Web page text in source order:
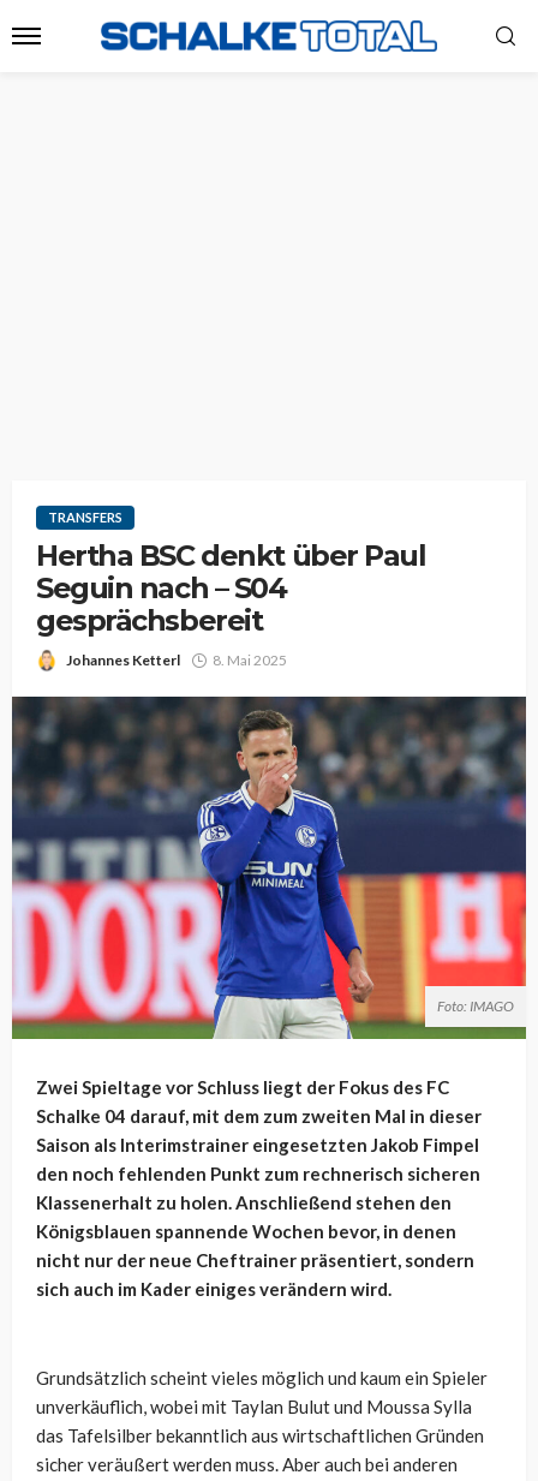
TRANSFERS
Hertha BSC denkt über Paul
Seguin nach – S04
gesprächsbereit
Johannes Ketterl 8. Mai 2025
Foto: IMAGO
Zwei Spieltage vor Schluss liegt der Fokus des FC
Schalke 04 darauf, mit dem zum zweiten Mal in dieser
Saison als Interimstrainer eingesetzten Jakob Fimpel
den noch fehlenden Punkt zum rechnerisch sicheren
Klassenerhalt zu holen. Anschließend stehen den
Königsblauen spannende Wochen bevor, in denen
nicht nur der neue Cheftrainer präsentiert, sondern
sich auch im Kader einiges verändern wird.
Grundsätzlich scheint vieles möglich und kaum ein Spieler
unverkäuflich, wobei mit Taylan Bulut und Moussa Sylla
das Tafelsilber bekanntlich aus wirtschaftlichen Gründen
sicher veräußert werden muss. Aber auch bei anderen